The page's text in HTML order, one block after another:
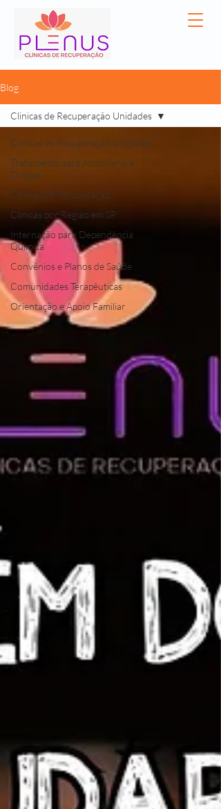
Blog
Clinicas de Recuperação Unidades
Tratamento para Alcoolismo e
Drogas
Clínicas de Recuperação
Clínicas por Região em SP
Internação para Dependência
Química
Convênios e Planos de Saúde
Comunidades Terapêuticas
Orientação e Apoio Familiar
Clinicas de Recuperação Unidades